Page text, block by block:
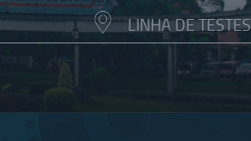
LINHA DE TESTES